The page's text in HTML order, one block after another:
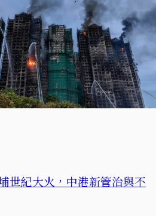
世紀大火，中港新管治與不